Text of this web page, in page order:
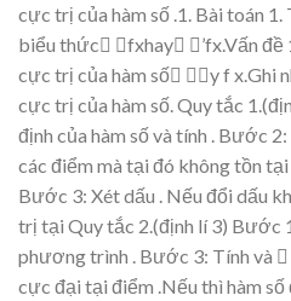
cực trị của hàm số .1. Bài toán 1.
biểu thức fxhay ’fx.Vấn đề
cực trị của hàm số yfx.Ghi
cực trị của hàm số.Quy tắc 1.(đị
định của hàm sốvà tính . Bước 2:
các điểm mà tại đó không tồn tại
Bước 3: Xét dấu . Nếu đổi dấu
trị tại Quy tắc 2.(định lí 3) Bước
phương trình . Bước 3: Tính và 
cực đại tại điểm .Nếu thì hàm số